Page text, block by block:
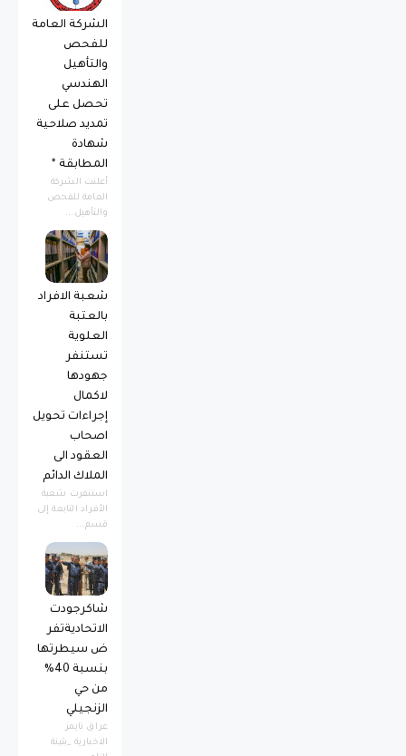
الشركة العامة
للفحص
والتأهيل
الهندسي
تحصل على
تمديد صلاحية
شهادة
المطابقة *
أعلنت الشركة
العامة للفحص
والتأهيل...
شعبة الافراد
بالعتبة
العلوية
تستنفر
جهودها
لاكمال
إجراءات تحويل
اصحاب
العقود الى
الملاك الدائم
استنفرت شعبة
الأفراد التابعة إلى
قسم...
شاكرجودت
الاتحاديةتفر
ض سيطرتها
بنسبة 40%
من حي
الزنجيلي
عراق تايمز
الاخبارية _بثينة